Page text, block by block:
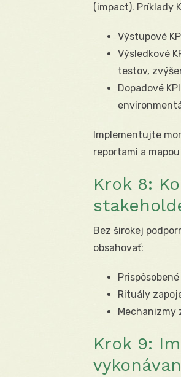
(impact). Príklady
Výstupové
Výsledkové
testov,
Dopadové
Implementujte
reportami a
Krok 8:
Bez širokej
obsahovať:
Rituály
Mechanizmy
Krok 9: